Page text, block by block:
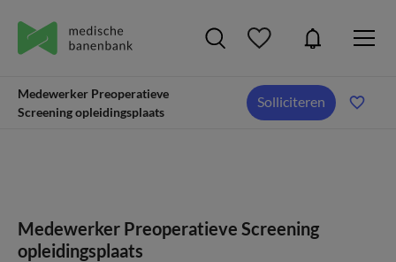
Medewerker Preoperatieve
Screening opleidingsplaats
Solliciteren
Medewerker Preoperatieve Screening
opleidingsplaats